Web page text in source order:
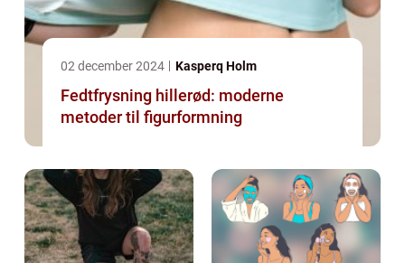
02 december 2024 Kasperq Holm
Fedtfrysning hillerød: moderne
metoder til figurformning